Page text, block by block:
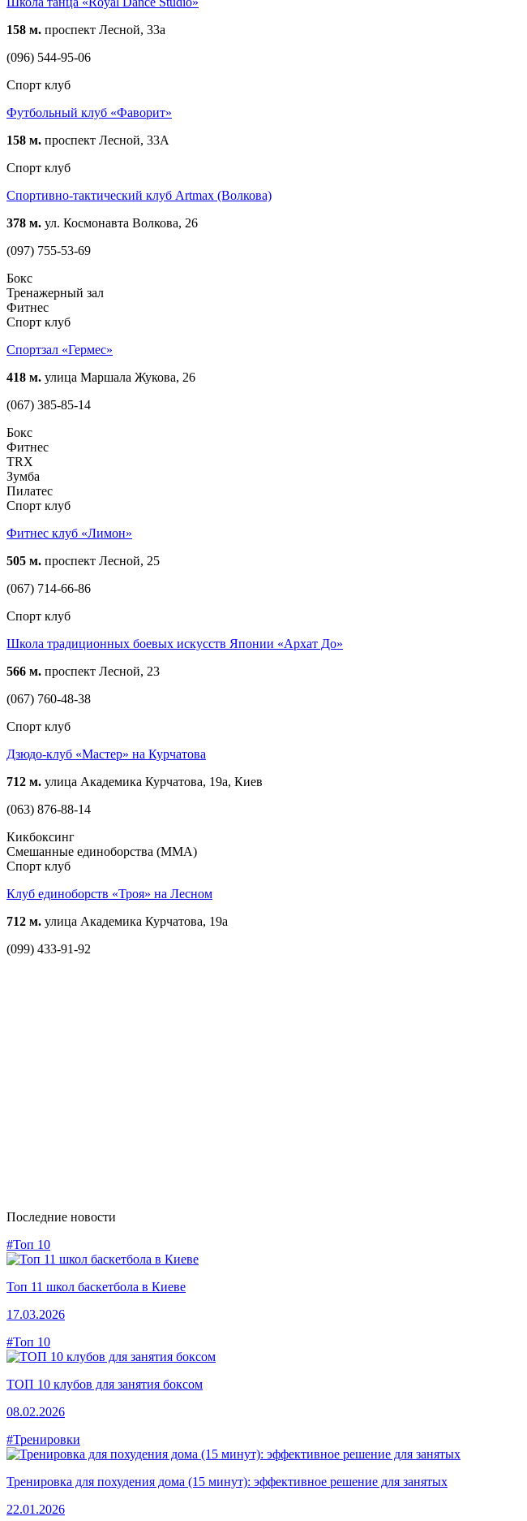
158 м. проспект Лесной, 33а
(096) 544-95-06
Спорт клуб
Футбольный клуб «Фаворит»
158 м. проспект Лесной, 33А
Спорт клуб
Спортивно-тактический клуб Artmax (Волкова)
378 м. ул. Космонавта Волкова, 26
(097) 755-53-69
Бокс
Тренажерный зал
Фитнес
Спорт клуб
Спортзал «Гермес»
418 м. улица Маршала Жукова, 26
(067) 385-85-14
Бокс
Фитнес
TRX
Зумба
Пилатес
Спорт клуб
Фитнес клуб «Лимон»
505 м. проспект Лесной, 25
(067) 714-66-86
Спорт клуб
Школа традиционных боевых искусств Японии «Архат До»
566 м. проспект Лесной, 23
(067) 760-48-38
Спорт клуб
Дзюдо-клуб «Мастер» на Курчатова
712 м. улица Академика Курчатова, 19а, Киев
(063) 876-88-14
Кикбоксинг
Смешанные единоборства (ММА)
Спорт клуб
Клуб единоборств «Троя» на Лесном
712 м. улица Академика Курчатова, 19а
(099) 433-91-92
Последние новости
#Топ 10
Топ 11 школ баскетбола в Киеве
17.03.2026
#Топ 10
ТОП 10 клубов для занятия боксом
08.02.2026
#Тренировки
Тренировка для похудения дома (15 минут): эффективное решение для занятых
22.01.2026